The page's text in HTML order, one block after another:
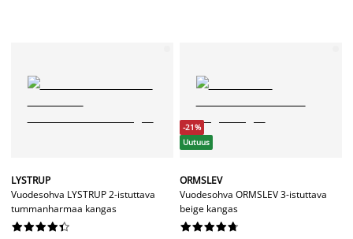
LYSTRUP
Vuodesohva LYSTRUP 2-istuttava
tummanharmaa kangas






-21%
Uutuus
ORMSLEV
Vuodesohva ORMSLEV 3-istuttava
beige kangas





